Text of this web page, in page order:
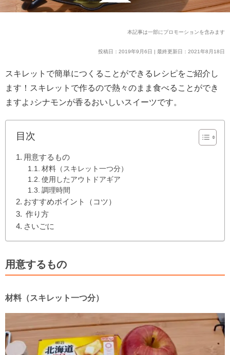
本記事は一部にプロモーションを含みます
投稿日：2019年9月6日 | 最終更新日：2021年8月18日
スキレットで簡単につくることができるレシピをご紹介し
ます！スキレットで作るので熱々のまま食べることができ
ますよ♪シナモンが香るおいしいスイーツです。
目次
用意するもの
材料（スキレット一つ分）
使用したアウトドアギア
調理時間
おすすめポイント（コツ）
作り方
さいごに
用意するもの
材料（スキレット一つ分）